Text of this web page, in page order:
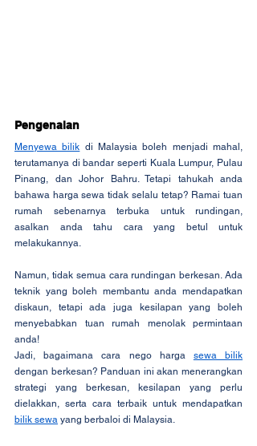
Pengenalan
Menyewa bilik di Malaysia boleh menjadi mahal,
terutamanya di bandar seperti Kuala Lumpur, Pulau
Pinang, dan Johor Bahru. Tetapi tahukah anda
bahawa harga sewa tidak selalu tetap? Ramai tuan
rumah sebenarnya terbuka untuk rundingan,
asalkan anda tahu cara yang betul untuk
melakukannya.
Namun, tidak semua cara rundingan berkesan. Ada
teknik yang boleh membantu anda mendapatkan
diskaun, tetapi ada juga kesilapan yang boleh
menyebabkan tuan rumah menolak permintaan
anda!
Jadi, bagaimana cara nego harga sewa bilik
dengan berkesan? Panduan ini akan menerangkan
strategi yang berkesan, kesilapan yang perlu
bilik sewa yang berbaloi di Malaysia.